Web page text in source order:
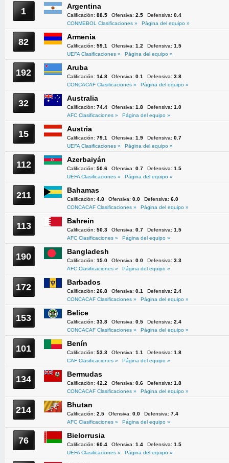
1 Argentina
Calificación: 88.5 Ofensiva: 2.5 Defensiva: 0.4
CONMEBOL Clasificaciones »
Página del equipo »
82 Armenia
Calificación: 59.1 Ofensiva: 1.2 Defensiva: 1.5
UEFA Clasificaciones »
Página del equipo »
192 Aruba
Calificación: 14.8 Ofensiva: 0.1 Defensiva: 3.8
CONCACAF Clasificaciones »
Página del equipo »
32 Australia
Calificación: 74.4 Ofensiva: 1.8 Defensiva: 1.0
AFC Clasificaciones »
Página del equipo »
15 Austria
Calificación: 79.1 Ofensiva: 1.9 Defensiva: 0.7
UEFA Clasificaciones »
Página del equipo »
112 Azerbaiyán
Calificación: 50.6 Ofensiva: 0.7 Defensiva: 1.5
UEFA Clasificaciones »
Página del equipo »
211 Bahamas
Calificación: 4.8 Ofensiva: 0.0 Defensiva: 6.0
CONCACAF Clasificaciones »
Página del equipo »
113 Bahrein
Calificación: 50.3 Ofensiva: 0.7 Defensiva: 1.5
AFC Clasificaciones »
Página del equipo »
190 Bangladesh
Calificación: 15.0 Ofensiva: 0.0 Defensiva: 3.3
AFC Clasificaciones »
Página del equipo »
172 Barbados
Calificación: 26.8 Ofensiva: 0.1 Defensiva: 2.4
CONCACAF Clasificaciones »
Página del equipo »
153 Belice
Calificación: 33.8 Ofensiva: 0.5 Defensiva: 2.4
CONCACAF Clasificaciones »
Página del equipo »
101 Benín
Calificación: 53.3 Ofensiva: 1.1 Defensiva: 1.8
CAF Clasificaciones »
Página del equipo »
134 Bermudas
Calificación: 42.2 Ofensiva: 0.6 Defensiva: 1.8
CONCACAF Clasificaciones »
Página del equipo »
214 Bhutan
Calificación: 2.5 Ofensiva: 0.0 Defensiva: 7.4
AFC Clasificaciones »
Página del equipo »
76 Bielorrusia
Calificación: 60.4 Ofensiva: 1.4 Defensiva: 1.5
UEFA Clasificaciones »
Página del equipo »